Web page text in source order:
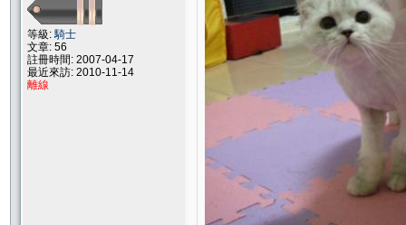
等級: 騎士
文章: 56
註冊時間: 2007-04-17
最近來訪: 2010-11-14
離線